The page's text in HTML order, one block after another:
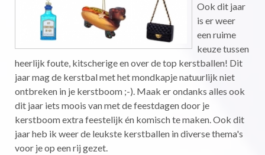
Ook dit jaar
is er weer
een ruime
keuze tussen
heerlijk foute, kitscherige en over de top kerstballen! Dit
jaar mag de kerstbal met het mondkapje natuurlijk niet
ontbreken in je kerstboom ;-). Maak er ondanks alles ook
dit jaar iets moois van met de feestdagen door je
kerstboom extra feestelijk én komisch te maken. Ook dit
jaar heb ik weer de leukste kerstballen in diverse thema's
voor je op een rij gezet.